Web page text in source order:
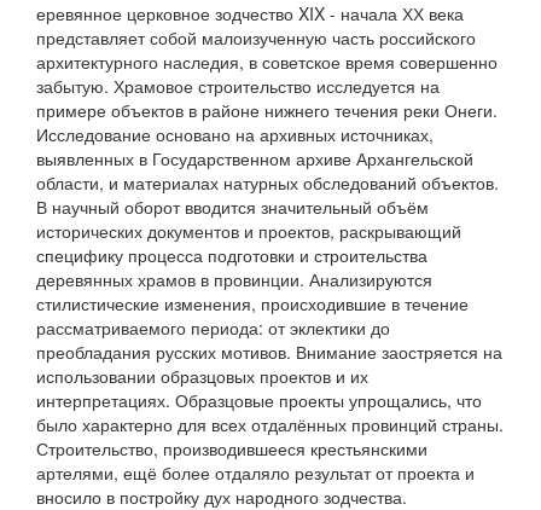
еревянное церковное зодчество XIX - начала ХХ века
представляет собой малоизученную часть российского
архи­тектурного наследия, в советское время совершенно
забытую. Храмовое строительство исследуется на
примере объектов в районе нижнего течения реки Онеги.
Исследование основа­но на архивных источниках,
выявленных в Государственном архиве Архангельской
области, и материалах натурных обсле­дований объектов.
В научный оборот вводится значительный объём
исторических документов и проектов, раскрывающий
специфику процесса подготовки и строительства
деревянных храмов в провинции. Анализируются
стилистические изменения, происходившие в течение
рассматриваемого периода: от эклектики до
преобладания русских мотивов. Внимание заостряется на
использовании образцовых проектов и их
интерпретациях. Образцовые проекты упрощались, что
было характерно для всех отдалённых провинций страны.
Строи­тельство, производившееся крестьянскими
артелями, ещё более отдаляло результат от проекта и
вносило в постройку дух народного зодчества.